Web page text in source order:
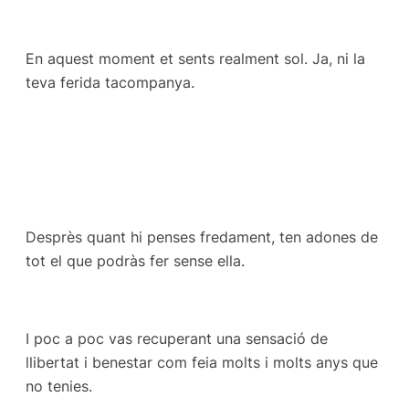
En aquest moment et sents realment sol. Ja, ni la
teva ferida tacompanya.
Desprès quant hi penses fredament, ten adones de
tot el que podràs fer sense ella.
I poc a poc vas recuperant una sensació de
llibertat i benestar com feia molts i molts anys que
no tenies.